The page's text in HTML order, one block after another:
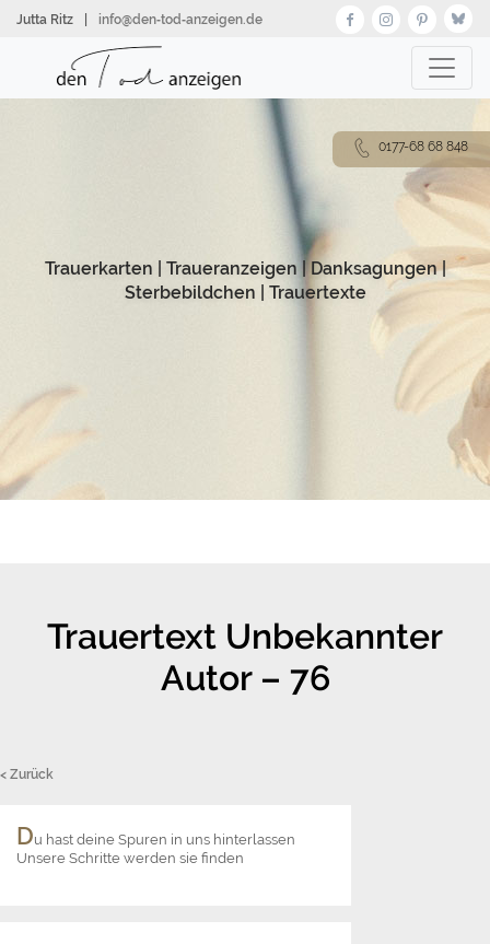
zumJutta Ritz info@den‑tod‑anzeigen.de
Trauerkarten Traueranzeigen |Danksagungen|
Sterbebildchen
Trauertexte
Trauertext Unbekannter
Autor – 76
< Zurück
Du hast deine Spuren in uns hinterlassen
Unsere Schritte werden sie finden
0177-68 68 848